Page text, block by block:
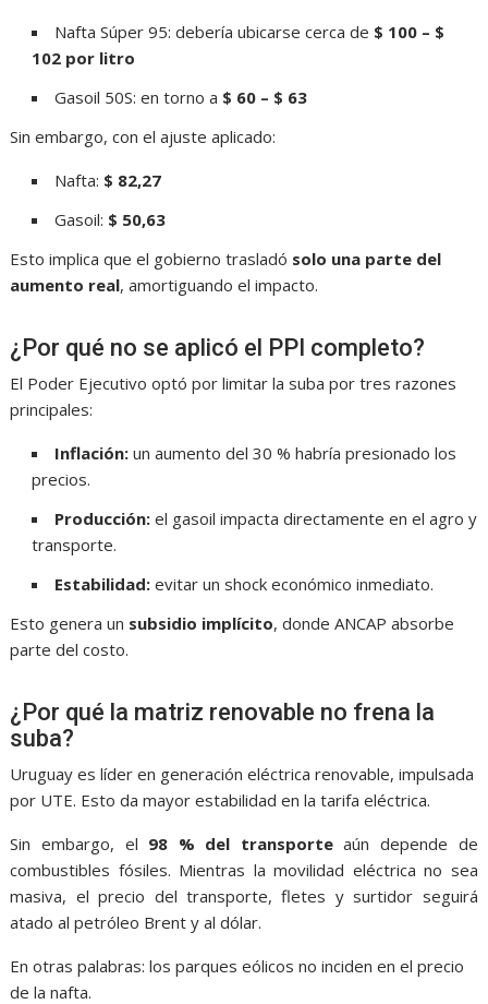
Nafta Súper 95: debería ubicarse cerca de $ 100 – $
102 por litro
Gasoil 50S: en torno a $ 60 – $ 63
Sin embargo, con el ajuste aplicado:
Nafta: $ 82,27
Gasoil: $ 50,63
Esto implica que el gobierno trasladó solo una parte del
aumento real, amortiguando el impacto.
¿Por qué no se aplicó el PPI completo?
El Poder Ejecutivo optó por limitar la suba por tres razones
principales:
Inflación: un aumento del 30 % habría presionado los
precios.
Producción: el gasoil impacta directamente en el agro y
transporte.
Estabilidad: evitar un shock económico inmediato.
Esto genera un subsidio implícito, dondeANCAP absorbe
parte del costo.
¿Por qué la matriz renovable no frena la
suba?
Uruguay es líder en generación eléctrica renovable, impulsada
por UTE. Esto da mayor estabilidad en la tarifa eléctrica.
Sin embargo, el 98 % del transporteaún depende de
combustibles fósiles. Mientras la movilidad eléctrica no sea
masiva, el precio del transporte, fletes y surtidor seguirá
atado al petróleo Brent y al dólar.
En otras palabras: los parques eólicos no inciden en el precio
de la nafta.